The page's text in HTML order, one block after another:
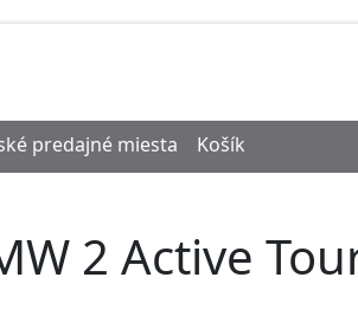
predajné miesta Košík
2 Active